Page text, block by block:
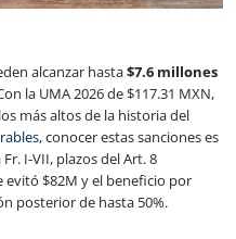
alcanzar hasta$7.6 millones
la UMA 2026 de $117.31 MXN,
más altos de la historia del
, conocer estas sanciones es
I-VII, plazos del Art. 8
$82M y el beneficio por
posterior de hasta 50%.